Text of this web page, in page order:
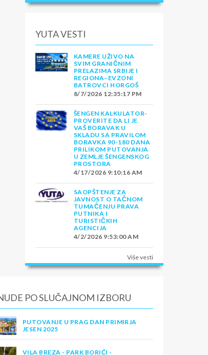
YUTA VESTI
KAMERE UŽIVO NA
SVIM GRANIČNIM
PRELAZIMA SRBIJE I
REGIONA–EVZONI
BATROVCI HORGOŠ
8/7/2026 12:35:17 PM
ŠENGEN KALKULATOR-
PROVERITE DA LI JE
VAŠ BORAVAK U
SKLADU SA PRAVILOM
BORAVKA 90-180 DANA
PRILIKOM PUTOVANJA
U ZEMLJE ŠENGENSKOG
PROSTORA
4/17/2026 9:10:16 AM
SAOPŠTENJE ZA
JAVNOST O TAČNOM
TUMAČENJU PRAVA
PUTNIKA I
TURISTIČKIH
AGENCIJA
4/2/2026 9:53:00 AM
Više vesti
PO SLUČAJNOM IZBORU
PUTOVANJE U PRAG DAN PRIMIRJA
JESEN 2025
VILA BREZA - PARK BORIĆI -